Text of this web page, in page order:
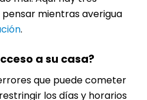
mientras averigua
.
a su casa?
que puede cometer
los días y horarios